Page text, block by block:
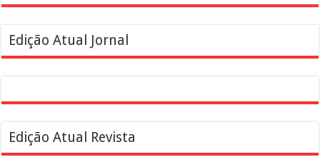
Edição Atual Jornal
Edição Atual Revista